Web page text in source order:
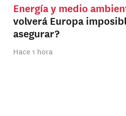
Energía y medio
volverá Europa
asegurar?
Hace 1 hora